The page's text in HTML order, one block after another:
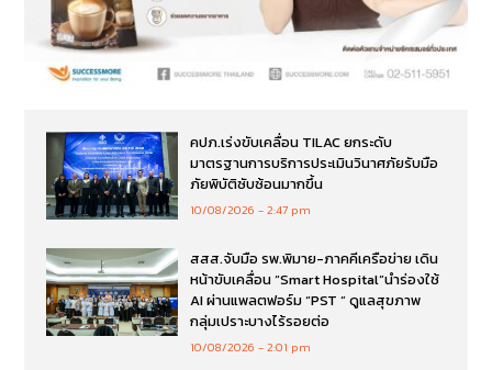
คปภ.เร่งขับเคลื่อน TILAC ยกระดับ
มาตรฐานการบริการประเมินวินาศภัยรับมือ
ภัยพิบัติซับซ้อนมากขึ้น
10/08/2026 2:47 pm
สสส.จับมือ รพ.พิมาย-ภาคคีเครือข่าย เดิน
หน้าขับเคลื่อน “Smart Hospital”นำร่องใช้
AI ผ่านแพลตฟอร์ม “PST ” ดูแลสุขภาพ
กลุ่มเปราะบางไร้รอยต่อ
10/08/2026 2:01 pm